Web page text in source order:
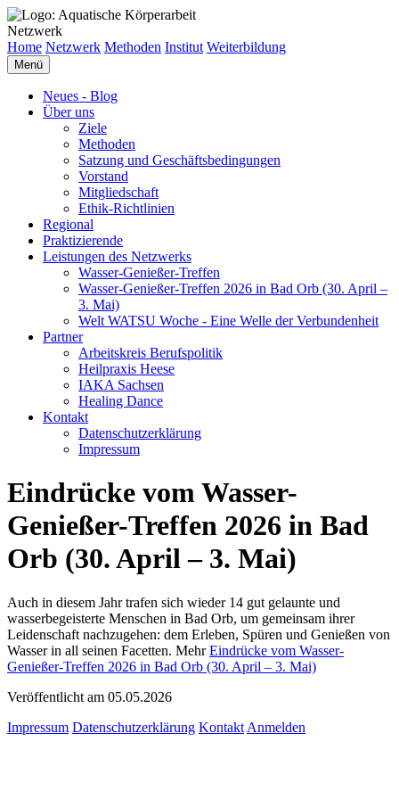
Netzwerk
Home Netzwerk Methoden Institut Weiterbildung
Menü
Neues - Blog
Über uns
Ziele
Methoden
Satzung und Geschäftsbedingungen
Vorstand
Mitgliedschaft
Ethik-Richtlinien
Regional
Praktizierende
Leistungen des Netzwerks
Wasser-Genießer-Treffen
Wasser-Genießer-Treffen 2026 in Bad Orb (30. April –
3. Mai)
Welt WATSU Woche - Eine Welle der Verbundenheit
Partner
Arbeitskreis Berufspolitik
Heilpraxis Heese
IAKA Sachsen
Healing Dance
Kontakt
Datenschutzerklärung
Impressum
Eindrücke vom Wasser-
Genießer-Treffen 2026 in Bad
Orb (30. April – 3. Mai)
Auch in diesem Jahr trafen sich wieder 14 gut gelaunte und
wasserbegeisterte Menschen in Bad Orb, um gemeinsam ihrer
Leidenschaft nachzugehen: dem Erleben, Spüren und Genießen von
Wasser in all seinen Facetten. MehrEindrücke vom Wasser-
Genießer-Treffen 2026 in Bad Orb (30. April – 3. Mai)
Veröffentlicht am 05.05.2026
Impressum Datenschutzerklärung Kontakt Anmelden